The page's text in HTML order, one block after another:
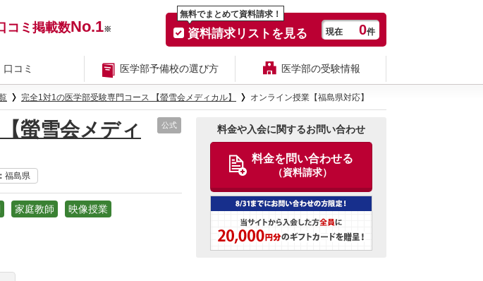
コミ掲載数No.1※
無料でまとめて資料請求！
資料請求リストを見る 現在 0件
口コミ 医学部予備校の選び方 医学部の受験情報
完全1対1の医学部受験専門コース 【螢雪会メディカル】 オンライン授業【福島県対応】
螢雪会メディ
福島県
公式
家庭教師 映像授業
料金や入会に関するお問い合わせ
料金を問い合わせる
（資料請求）